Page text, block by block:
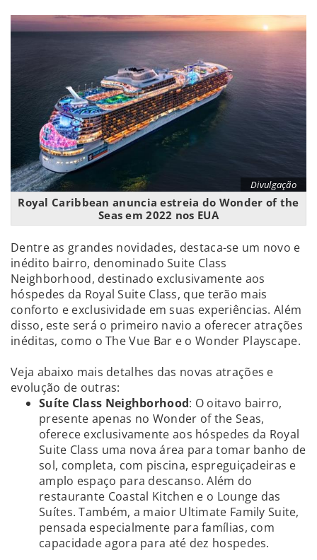
Divulgação
Royal Caribbean anuncia estreia do Wonder of the
Seas em 2022 nos EUA
Dentre as grandes novidades, destaca-se um novo e
inédito bairro, denominado Suite Class
Neighborhood, destinado exclusivamente aos
hóspedes da Royal Suite Class, que terão mais
conforto e exclusividade em suas experiências. Além
disso, este será o primeiro navio a oferecer atrações
inéditas, como o The Vue Bar e o Wonder Playscape.
Veja abaixo mais detalhes das novas atrações e
evolução de outras:
Suíte Class Neighborhood: O oitavo bairro,
presente apenas no Wonder of the Seas,
oferece exclusivamente aos hóspedes da Royal
Suite Class uma nova área para tomar banho de
sol, completa, com piscina, espreguiçadeiras e
amplo espaço para descanso. Além do
restaurante Coastal Kitchen e o Lounge das
Suítes. Também, a maior Ultimate Family Suite,
pensada especialmente para famílias, com
capacidade agora para até dez hospedes.